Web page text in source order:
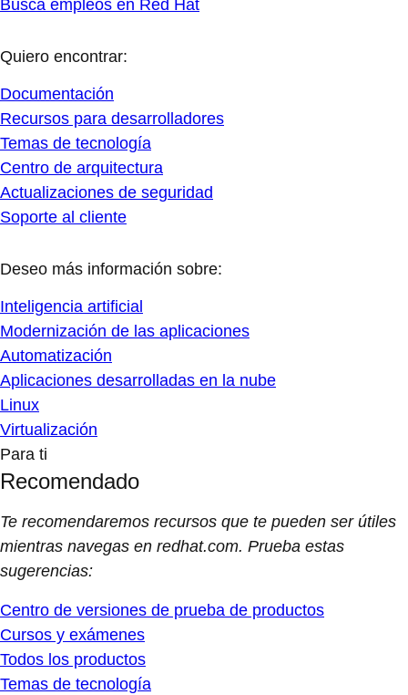
Busca empleos en Red Hat
Quiero encontrar:
Documentación
Recursos para desarrolladores
Temas de tecnología
Centro de arquitectura
Actualizaciones de seguridad
Soporte al cliente
Deseo más información sobre:
Inteligencia artificial
Modernización de las aplicaciones
Automatización
Aplicaciones desarrolladas en la nube
Linux
Virtualización
Para ti
Recomendado
Te recomendaremos recursos que te pueden ser útiles
mientras navegas en redhat.com. Prueba estas
sugerencias:
Centro de versiones de prueba de productos
Cursos y exámenes
Todos los productos
Temas de tecnología